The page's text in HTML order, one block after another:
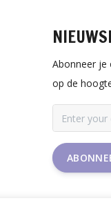
Abonneer je
op de